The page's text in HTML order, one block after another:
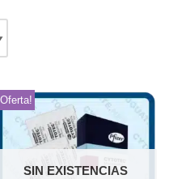
SIN EXISTENCIAS